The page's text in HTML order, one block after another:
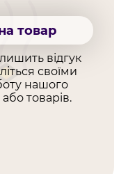
товар
відгук
своїми
нашого
товарів.